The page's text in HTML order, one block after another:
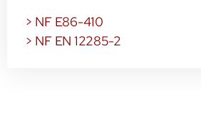
> NF E86-410
> NF EN 12285-2